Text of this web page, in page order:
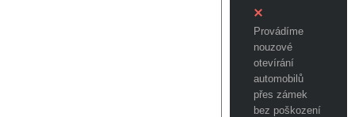
Provádíme
nouzové
otevírání
automobilů
přes zámek
bez poškození